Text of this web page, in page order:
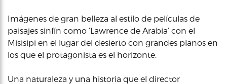
Imágenes de gran belleza al estilo de películas de
paisajes sinfín como ‘Lawrence de Arabia’ con el
Misisipi en el lugar del desierto con grandes planos en
los que el protagonista es el horizonte.
Una naturaleza y una historia que el director